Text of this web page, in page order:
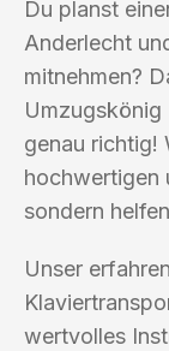
Du planst
Anderlecht
mitnehmen?
Umzugskönig
genau richtig!
hochwertigen
sondern
Unser
wertvolles